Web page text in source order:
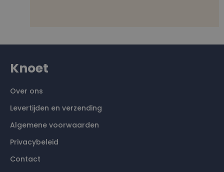
Knoet
Over ons
Levertijden en verzending
Algemene voorwaarden
Privacybeleid
Contact